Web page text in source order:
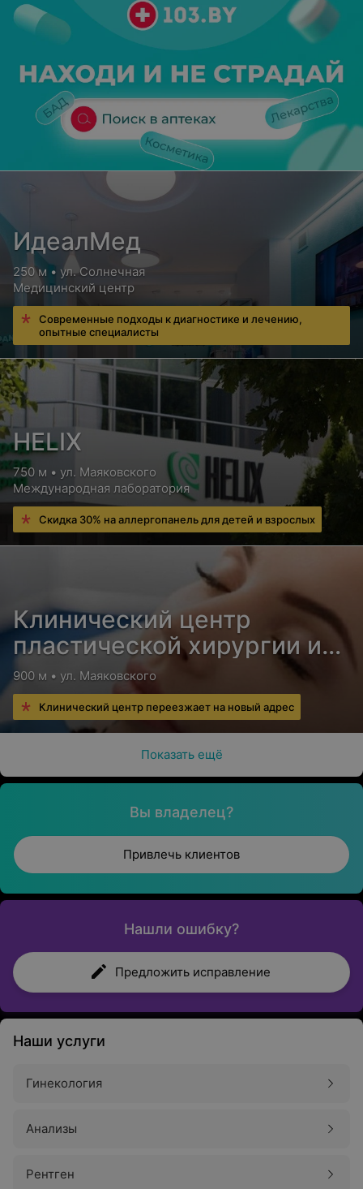
ИдеалМед
250 м • ул. Солнечная
Медицинский центр
Современные подходы к диагностике и лечению,
опытные специалисты
HELIX
750 м • ул. Маяковского
Международная лаборатория
Скидка 30% на аллергопанель для детей и взрослых
Клинический центр
пластической хирургии и
медицинской
косметологии
900 м • ул. Маяковского
Клинический центр переезжает на новый адрес
Показать ещё
Вы владелец?
Привлечь клиентов
Нашли ошибку?
Предложить исправление
Наши услуги
Гинекология
Анализы
Рентген